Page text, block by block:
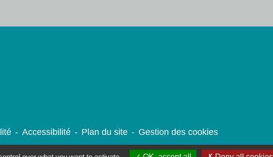
- Accessibilité - Plan du site - Gestion des cookies